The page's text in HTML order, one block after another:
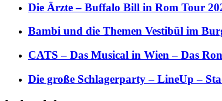
Die Ärzte – Buffalo Bill in Rom Tour
Bambi und die Themen Vestibül im
CATS – Das Musical in Wien – Das
Die große Schlagerparty – LineUp –